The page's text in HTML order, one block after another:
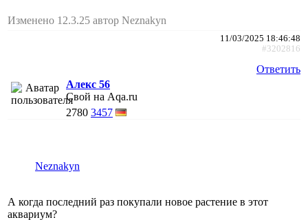
Изменено 12.3.25 автор Neznakyn
11/03/2025 18:46:48
#3202816
Ответить
Алекс 56
Свой на Aqa.ru
2780 3457
Neznakyn
А когда последний раз покупали новое растение в этот
аквариум?